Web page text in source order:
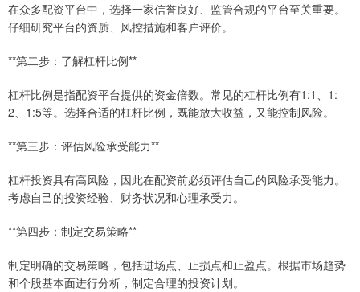
在众多配资平台中，选择一家信誉良好、监管合规的平台至关重要。
仔细研究平台的资质、风控措施和客户评价。
**第二步：了解杠杆比例**
杠杆比例是指配资平台提供的资金倍数。常见的杠杆比例有1:1、1:
2、1:5等。选择合适的杠杆比例，既能放大收益，又能控制风险。
**第三步：评估风险承受能力**
杠杆投资具有高风险，因此在配资前必须评估自己的风险承受能力。
考虑自己的投资经验、财务状况和心理承受力。
**第四步：制定交易策略**
制定明确的交易策略，包括进场点、止损点和止盈点。根据市场趋势
和个股基本面进行分析，制定合理的投资计划。